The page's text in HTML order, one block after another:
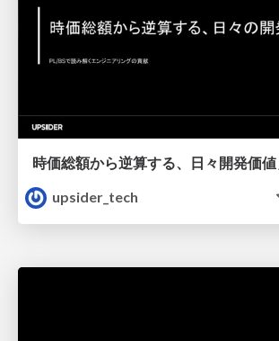
upsider_tech